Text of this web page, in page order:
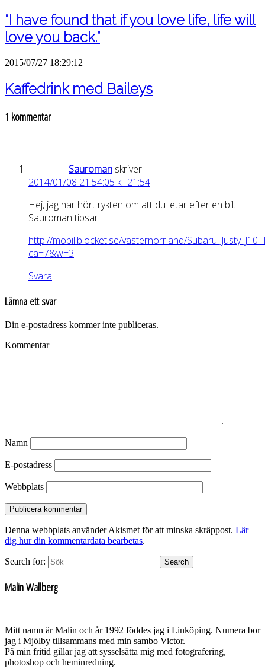
“I have found that if you love life, life will
love you back.”
2015/07/27 18:29:12
Kaffedrink med Baileys
1 kommentar
Sauroman skriver:
2014/01/08 21:54:05 kl. 21:54
Hej, jag har hört rykten om att du letar efter en bil.
Sauroman tipsar:
http://mobil.blocket.se/vasternorrland/
ca=7&w=3
Svara
Lämna ett svar
Din e-postadress kommer inte publiceras.
Kommentar
Namn
E-postadress
Webbplats
Denna webbplats använder Akismet för att minska skräppost. Lär
dig hur din kommentardata bearbetas.
Search for: Search
Malin Wallberg
Mitt namn är Malin och år 1992 föddes jag i Linköping. Numera bor
jag i Mjölby tillsammans med min sambo Victor.
På min fritid gillar jag att sysselsätta mig med fotografering,
photoshop och heminredning.